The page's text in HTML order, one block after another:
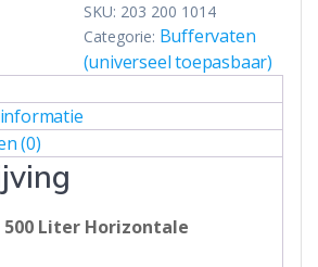
500L
aantal
SKU: 203 200 1014
Categorie: Buffervaten
(universeel toepasbaar)
(0)
500 Liter Horizontale